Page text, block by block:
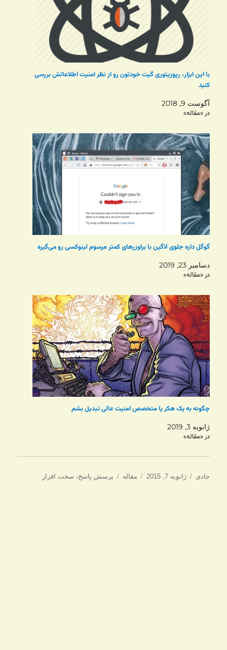
با این ابزار، رپوزیتوری گیت خودتون رو از نظر امنیت اطلاعاتش بررسی
کنید
آگوست 9, 2018
در «مقاله»
گوگل داره جلوی لاگین با براوزرهای کمتر مرسوم لینوکسی رو می‌گیره
دسامبر 23, 2019
در «مقاله»
چگونه به یک هکر یا متخصص امنیت عالی تبدیل بشم
ژانویه 3, 2019
در «مقاله»
نویسنده
جادی
ارسال
ژانویه 7, 2015 دسته‌ها
مقاله برچسب‌ها
پرسش پاسخ، سخت افزار